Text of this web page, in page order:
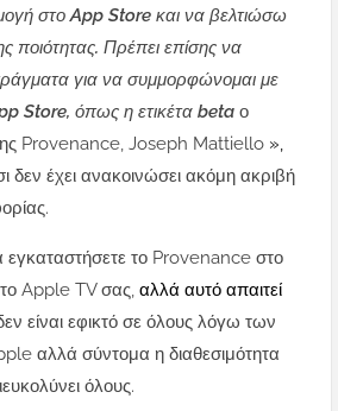
στο App Store και να βελτιώσω
ποιότητας. Πρέπει επίσης να
για να συμμορφώνομαι με
Store, όπως η ετικέτα beta ο
Provenance, Joseph Mattiello »,
δεν έχει ανακοινώσει ακόμη ακριβή
εγκαταστήσετε το Provenance στο
Apple TV σας, αλλά αυτό απαιτεί
είναι εφικτό σε όλους λόγω των
αλλά σύντομα η διαθεσιμότητα
όλους.